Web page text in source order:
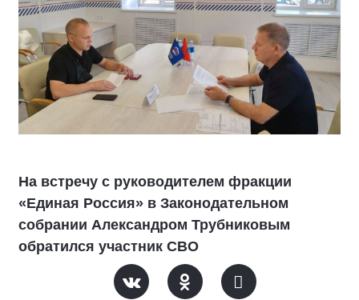
На встречу с руководителем фракции
«Единая Россия» в Законодательном
собрании Александром Трубниковым
обратился участник СВО